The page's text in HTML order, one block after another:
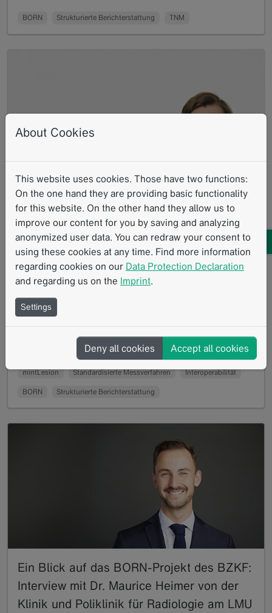
BORN Strukturierte Berichterstattung TNM
Standardisierte Befundungsvorlage für
Sarkome im BORN-Projekt des BZKF:
Interview mit Prof. Dr. Wolfgang Kunz der
LMU München
11.2024
Sarkome, eine seltene und äußerst heterogene
Gruppe bösartiger Tumore, betreffen sowohl das
mintLesion Standardisierte Messverfahren Interoperabilität
BORN Strukturierte Berichterstattung
Ein Blick auf das BORN-Projekt des BZKF:
Interview mit Dr. Maurice Heimer von der
Klinik und Poliklinik für Radiologie am LMU
About Cookies
This website uses cookies. Those have two functions:
On the one hand they are providing basic functionality
for this website. On the other hand they allow us to
improve our content for you by saving and analyzing
anonymized user data. You can redraw your consent to
using these cookies at any time. Find more information
regarding cookies on our Data Protection Declaration
and regarding us on the Imprint.
Settings
Deny all cookies Accept all cookies